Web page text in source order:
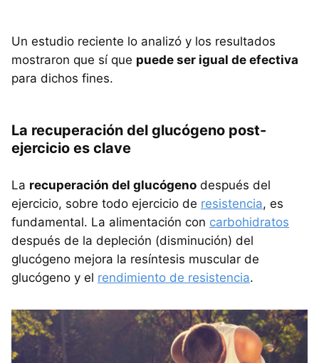
Un estudio reciente lo analizó y los resultados
mostraron que sí que puede ser igual de efectiva
para dichos fines.
La recuperación del glucógeno post-
ejercicio es clave
La recuperación del glucógeno después del
ejercicio, sobre todo ejercicio de resistencia, es
fundamental. La alimentación con carbohidratos
después de la depleción (disminución) del
glucógeno mejora la resíntesis muscular de
glucógeno y el rendimiento de resistencia.